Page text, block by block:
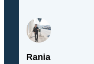
Rania